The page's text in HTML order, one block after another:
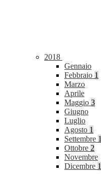
2018
Gennaio
Febbraio 1
Marzo
Aprile
Maggio 3
Giugno
Luglio
Agosto 1
Settembre 1
Ottobre 2
Novembre
Dicembre 1